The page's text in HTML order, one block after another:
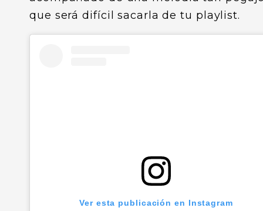
que será difícil sacarla de tu playlist.
Ver esta publicación en Instagram